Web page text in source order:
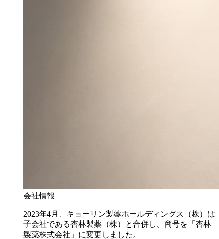
会社情報
2023年4月、キョーリン製薬ホールディングス（株）は
子会社である杏林製薬（株）と合併し、商号を「杏林
製薬株式会社」に変更しました。